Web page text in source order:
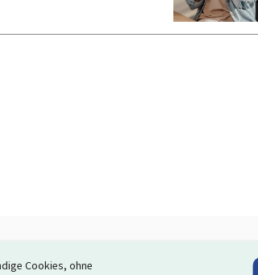
Cookies, ohne